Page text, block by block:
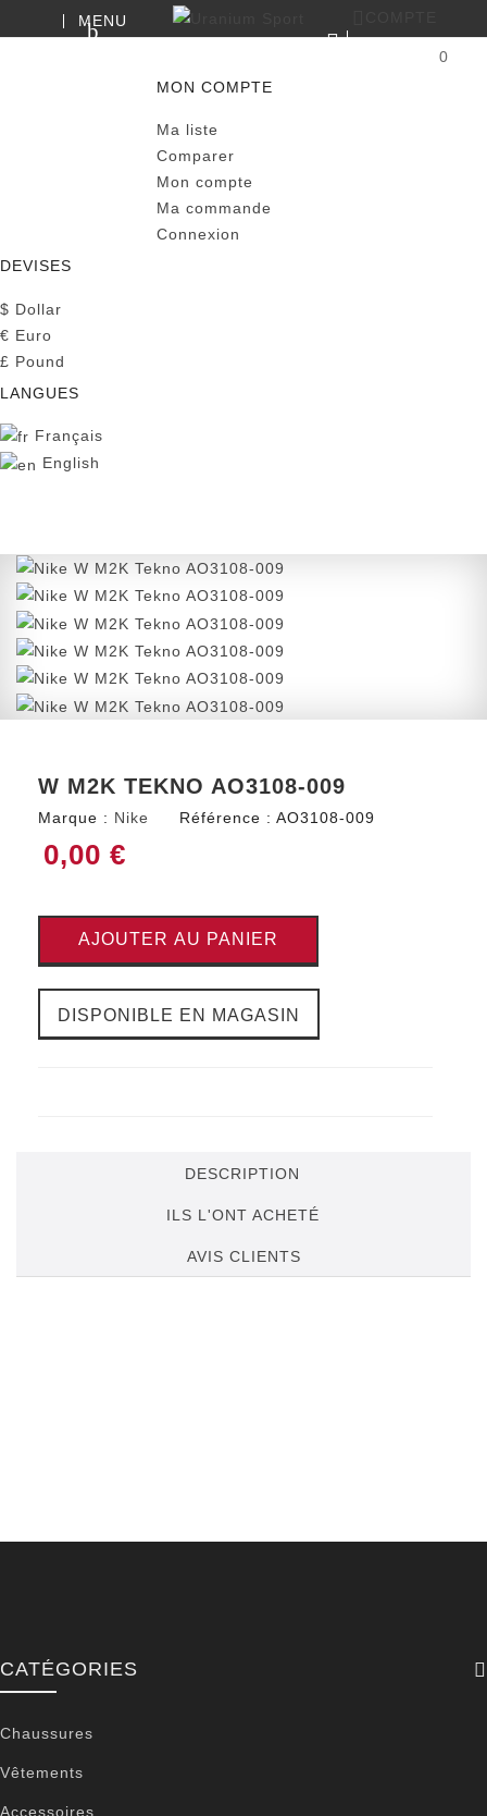
MENU
0
MON COMPTE
Ma liste
Comparer
Mon compte
Ma commande
Connexion
DEVISES
$ Dollar
€ Euro
£ Pound
LANGUES
Français
English
W M2K TEKNO AO3108-009
Marque : Nike Référence : AO3108-009
0,00 €
AJOUTER AU PANIER
DISPONIBLE EN MAGASIN
DESCRIPTION
ILS L'ONT ACHETÉ
AVIS CLIENTS
CATÉGORIES
Chaussures
Vêtements
Accessoires